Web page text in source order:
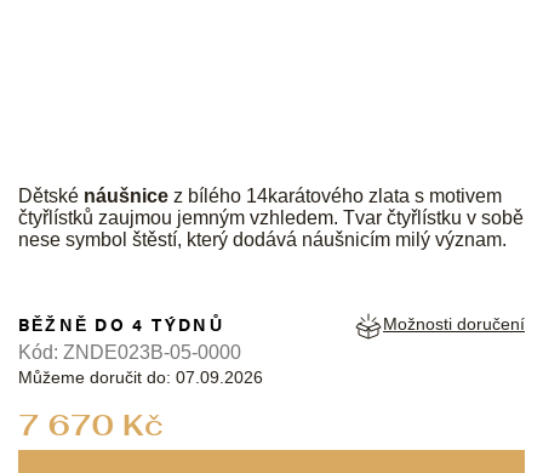
Dětské náušnice z bílého 14karátového zlata s motivem
čtyřlístků zaujmou jemným vzhledem. Tvar čtyřlístku v sobě
nese symbol štěstí, který dodává náušnicím milý význam.
7 670 Kč
BĚŽNĚ DO 4 TÝDNŮ
Můžeme doručit do: 07.09.2026
Možnosti doručení
Kód: ZNDE023B-05-0000